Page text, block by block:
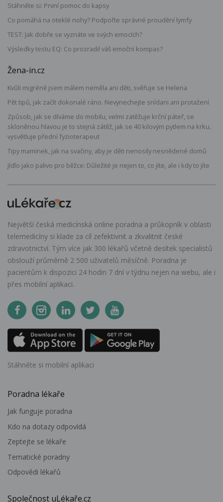
Stáhněte si: První pomoc do kapsy
Co pomáhá na oteklé nohy? Podpořte správné proudění lymfy
TEST: Jak dobře se vyznáte ve svých emocích?
Výsledky testu EQ: Co prozradil váš emoční kompas?
Žena-in.cz
Kvůli migréně jsem málem neměla ani děti, svěřuje se Helena
Pět tipů, jak začít dokonalé ráno. Nevynechejte snídani ani protažení
Způsob, jak se díváme do mobilu, velmi zatěžuje krční páteř, se
skloněnou hlavou je to stejná zátěž, jak se 40 kilovým pytlem na krku,
vysvětluje přední fyzioterapeut
Tipy maminek, jak na svačiny, aby je děti nenosily nesnědené domů
Jídlo jako palivo pro běžce: Důležité je nejen to, co jíte, ale i kdy to jíte
Největší česká medicínská online poradna a průkopník v oblasti
telemedicíny si klade za cíl zefektivnit a zkvalitnit české
zdravotnictví. Tým více jak 300 lékařů včetně desítek specialistů
obslouží průměrně 2 500 uživatelů měsíčně. Poradna je
pacientům k dispozici 24 hodin 7 dní v týdnu nejen na webu, ale i
přes mobilní aplikaci.
Stáhněte si mobilní aplikaci
Poradna lékaře
Jak funguje poradna
Kdo na dotazy odpovídá
Zeptejte se lékaře
Tematické poradny
Odpovědi lékařů
Společnost uLékaře.cz